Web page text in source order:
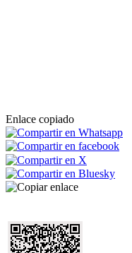
Enlace copiado